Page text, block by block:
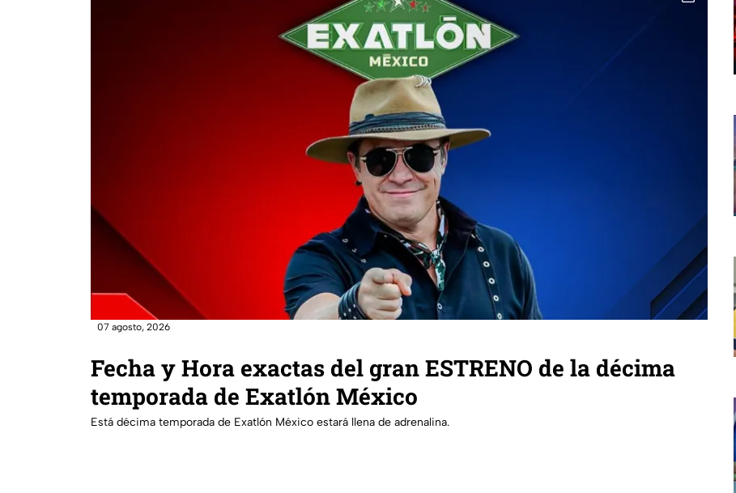
07 agosto, 2026
Fecha y Hora exactas del gran ESTRENO de la décima
temporada de Exatlón México
Está décima temporada de Exatlón México estará llena de adrenalina.